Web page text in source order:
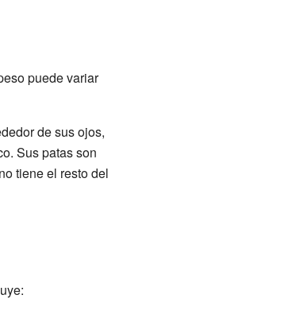
puede variar
de sus ojos,
Sus patas son
tiene el resto del